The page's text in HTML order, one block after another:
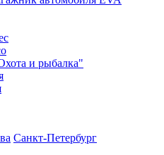
и рыбалка"
Санкт-Петербург